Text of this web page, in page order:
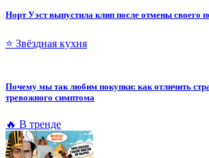
Норт Уэст выпустила клип после отмены своего
⭐ Звёздная кухня
Почему мы так любим покупки: как отличить
тревожного симптома
🔥 В тренде